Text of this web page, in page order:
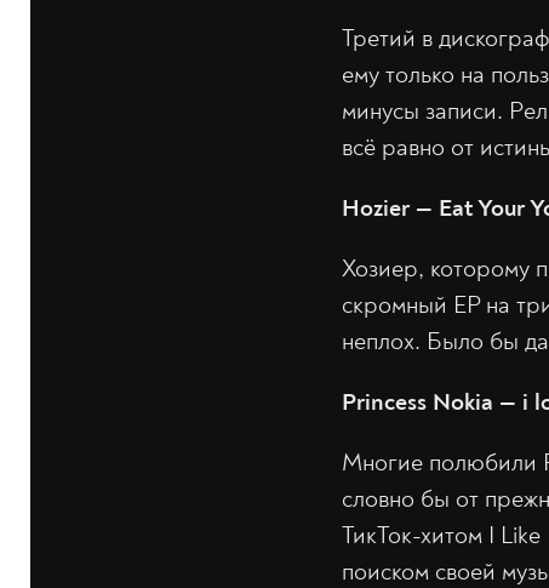
Третий в
ему только на
минусы записи.
всё равно от
Hozier — Eat Your
Хозиер, которому
скромный EP на
неплох. Было бы
Princess Nokia — i
Многие полюбили
словно бы от
ТикТок-хитом I
поиском своей